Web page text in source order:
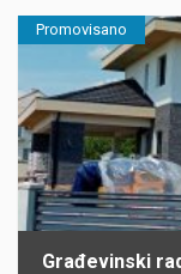
Promovisano